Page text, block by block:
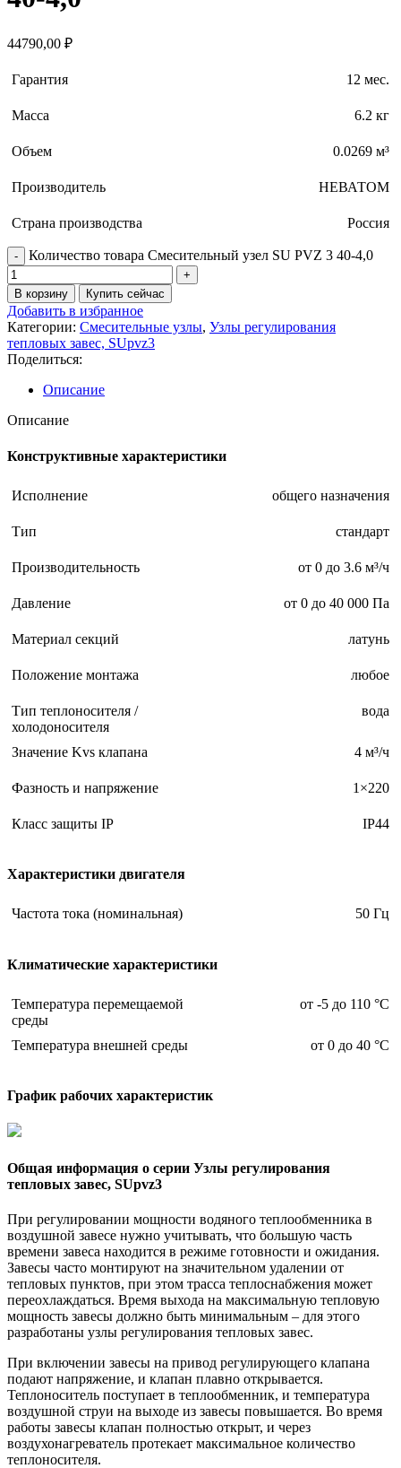
44790,00 ₽
Гарантия 12 мес.
Масса 6.2 кг
Объем 0.0269 м³
Производитель НЕВАТОМ
Страна производства Россия
Количество товара Смесительный узел SU PVZ 3 40-4,0
В корзину Купить сейчас
Добавить в избранное
Категории: Смесительные узлы, Узлы регулирования
тепловых завес, SUpvz3
Поделиться:
Описание
Описание
Конструктивные характеристики
Исполнение общего назначения
Тип стандарт
Производительность от 0 до 3.6 м³/ч
Давление от 0 до 40 000 Па
Материал секций латунь
Положение монтажа любое
Тип теплоносителя /
холодоносителя
вода
Значение Kvs клапана 4 м³/ч
Фазность и напряжение 1×220
Класс защиты IP IP44
Характеристики двигателя
Частота тока (номинальная) 50 Гц
Климатические характеристики
Температура перемещаемой
среды
от -5 до 110 °С
Температура внешней среды от 0 до 40 °С
График рабочих характеристик
Общая информация о серии Узлы регулирования
тепловых завес, SUpvz3
При регулировании мощности водяного теплообменника в
воздушной завесе нужно учитывать, что большую часть
времени завеса находится в режиме готовности и ожидания.
Завесы часто монтируют на значительном удалении от
тепловых пунктов, при этом трасса теплоснабжения может
переохлаждаться. Время выхода на максимальную тепловую
мощность завесы должно быть минимальным – для этого
разработаны узлы регулирования тепловых завес.
При включении завесы на привод регулирующего клапана
подают напряжение, и клапан плавно открывается.
Теплоноситель поступает в теплообменник, и температура
воздушной струи на выходе из завесы повышается. Во время
работы завесы клапан полностью открыт, и через
воздухонагреватель протекает максимальное количество
теплоносителя.